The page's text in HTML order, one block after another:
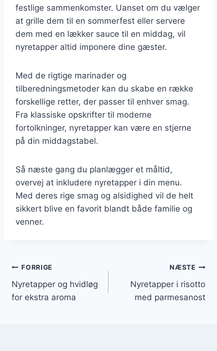
festlige sammenkomster. Uanset om du vælger
at grille dem til en sommerfest eller servere
dem med en lækker sauce til en middag, vil
nyretapper altid imponere dine gæster.
Med de rigtige marinader og
tilberedningsmetoder kan du skabe en række
forskellige retter, der passer til enhver smag.
Fra klassiske opskrifter til moderne
fortolkninger, nyretapper kan være en stjerne
på din middagstabel.
Så næste gang du planlægger et måltid,
overvej at inkludere nyretapper i din menu.
Med deres rige smag og alsidighed vil de helt
sikkert blive en favorit blandt både familie og
venner.
Indlægsnavigation
FORRIGE
Nyretapper og hvidløg
for ekstra aroma
NÆSTE
Nyretapper i risotto
med parmesanost